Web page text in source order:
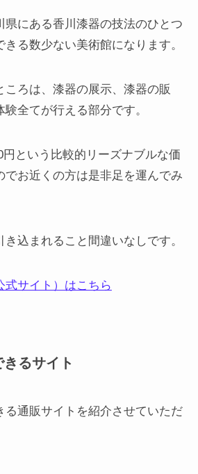
県にある香川漆器の技法のひとつ
る数少ない美術館になります。
ころは、漆器の展示、漆器の販
全てが行える部分です。
という比較的リーズナブルな価
でお近くの方は是非足を運んでみ
込まれること間違いなしです。
式サイト）はこちら
るサイト
る通販サイトを紹介させていただ